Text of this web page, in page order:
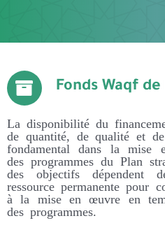
Fonds Waqf
La disponibilité du
de quantité, de qualité et
fondamental dans la mise
des programmes du Plan
des objectifs dépendent
ressource permanente pour
à la mise en œuvre en
des programmes.